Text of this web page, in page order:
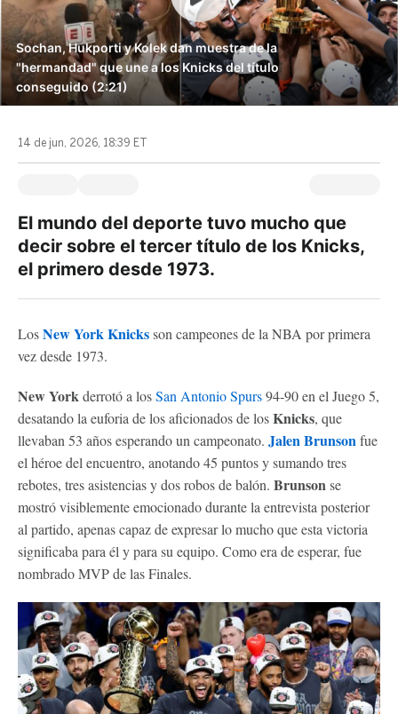
Sochan, Hukporti y Kolek dan muestra de la
"hermandad" que une a los Knicks del título
conseguido (2:21)
14 de jun, 2026, 18:39 ET
El mundo del deporte tuvo mucho que
decir sobre el tercer título de los Knicks,
el primero desde 1973.
LosNew York Knicksson campeones de la NBA por primera
vez desde 1973.
New Yorkderrotó a losSan Antonio Spurs94-90 en el Juego 5,
desatando la euforia de los aficionados de losKnicks, que
llevaban 53 años esperando un campeonato. Jalen Brunsonfue
el héroe del encuentro, anotando 45 puntos y sumando tres
rebotes, tres asistencias y dos robos de balón. Brunsonse
mostró visiblemente emocionado durante la entrevista posterior
al partido, apenas capaz de expresar lo mucho que esta victoria
significaba para él y para su equipo. Como era de esperar, fue
nombrado MVP de las Finales.